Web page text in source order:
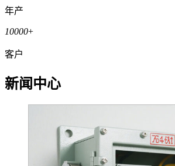
年产
10000+
客户
新闻中心